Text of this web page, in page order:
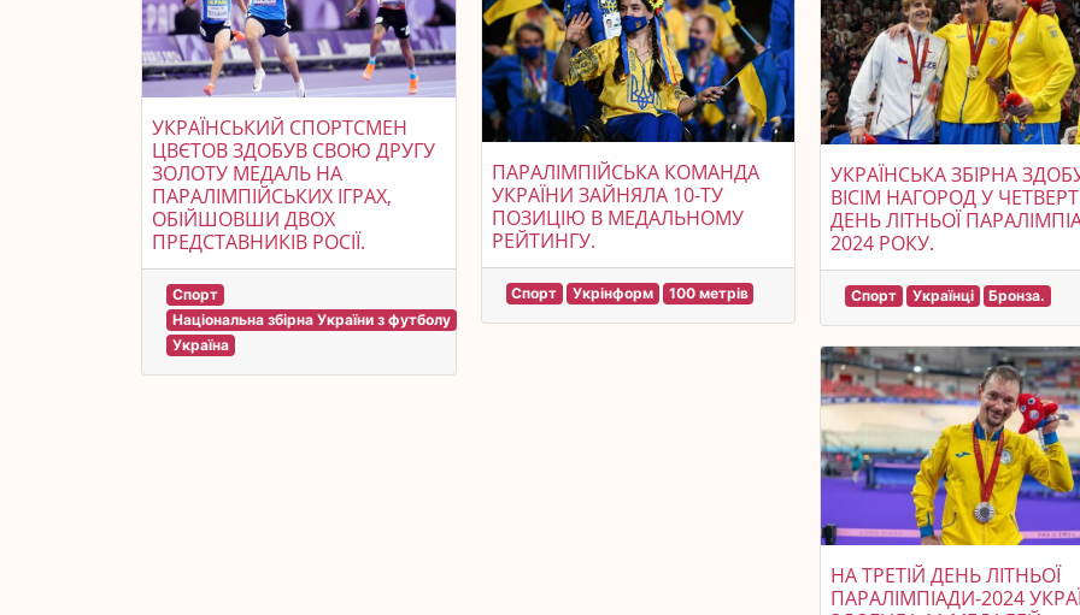
УКРАЇНСЬКИЙ СПОРТСМЕН
ЦВЄТОВ ЗДОБУВ СВОЮ ДРУГУ
ЗОЛОТУ МЕДАЛЬ НА
ПАРАЛІМПІЙСЬКИХ ІГРАХ,
ОБІЙШОВШИ ДВОХ
ПРЕДСТАВНИКІВ РОСІЇ.
Спорт
Національна збірна України з футболу
Україна
ПАРАЛІМПІЙСЬКА КОМАНДА
УКРАЇНИ ЗАЙНЯЛА 10-ТУ
ПОЗИЦІЮ В МЕДАЛЬНОМУ
РЕЙТИНГУ.
Спорт Укрінформ 100 метрів
УКРАЇНСЬКА ЗБІРНА
ВІСІМ НАГОРОД У
ДЕНЬ ЛІТНЬОЇ
2024 РОКУ.
Спорт Українці Бронза.
НА ТРЕТІЙ ДЕНЬ ЛІТНЬОЇ
ПАРАЛІМПІАДИ-2024